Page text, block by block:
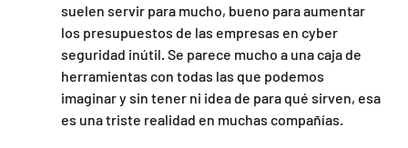
suelen servir para mucho, bueno para aumentar
los presupuestos de las empresas en cyber
seguridad inútil. Se parece mucho a una caja de
herramientas con todas las que podemos
imaginar y sin tener ni idea de para qué sirven, esa
es una triste realidad en muchas compañías.